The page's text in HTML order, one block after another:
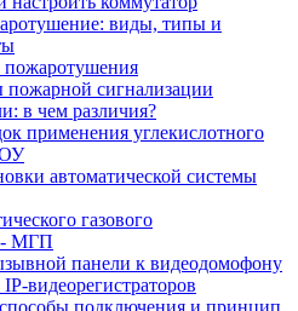
виды, типы и
сигнализации
в чем различия?
применения углекислотного
ОУ
автоматической системы
газового
- МГП
панели к видеодомофону
видеорегистраторов
подключения и принцип